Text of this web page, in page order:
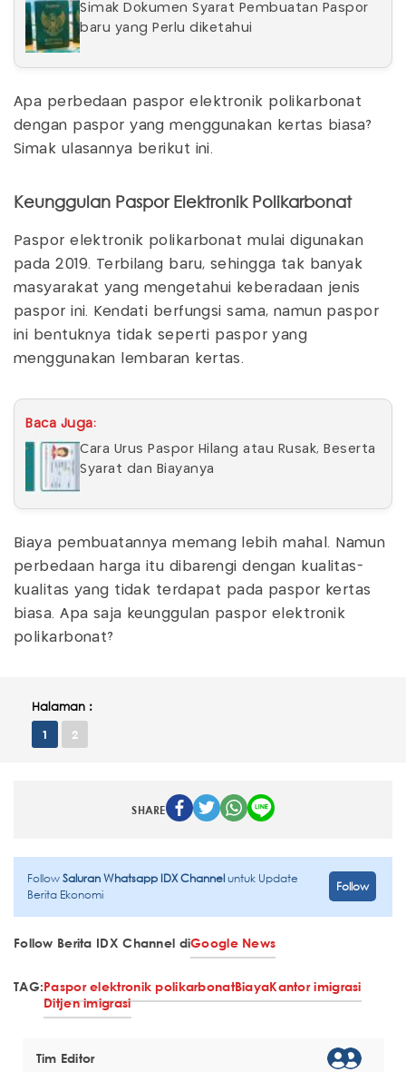
Simak Dokumen Syarat Pembuatan Paspor
baru yang Perlu diketahui
Apa perbedaan paspor elektronik polikarbonat
dengan paspor yang menggunakan kertas biasa?
Simak ulasannya berikut ini.
Keunggulan Paspor Elektronik Polikarbonat
Paspor elektronik polikarbonat mulai digunakan
pada 2019. Terbilang baru, sehingga tak banyak
masyarakat yang mengetahui keberadaan jenis
paspor ini. Kendati berfungsi sama, namun paspor
ini bentuknya tidak seperti paspor yang
menggunakan lembaran kertas.
Baca Juga:
Cara Urus Paspor Hilang atau Rusak, Beserta
Syarat dan Biayanya
Biaya pembuatannya memang lebih mahal. Namun
perbedaan harga itu dibarengi dengan kualitas-
kualitas yang tidak terdapat pada paspor kertas
biasa. Apa saja keunggulan paspor elektronik
polikarbonat?
Halaman :
1 2
SHARE
FollowSaluran Whatsapp IDX Channeluntuk Update
Berita Ekonomi
Follow
Follow Berita IDX Channel diGoogle News
TAG:Paspor elektronik polikarbonatBiayaKantor imigrasi
Ditjen imigrasi
Tim Editor